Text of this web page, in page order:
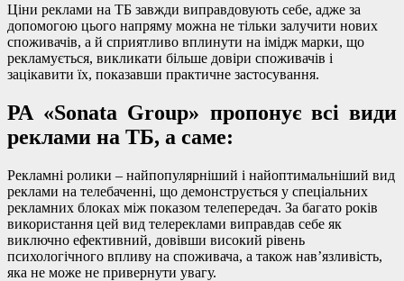
Ціни реклами на ТБ завжди виправдовують себе, адже за
допомогою цього напряму можна не тільки залучити нових
споживачів, а й сприятливо вплинути на імідж марки, що
рекламується, викликати більше довіри споживачів і
зацікавити їх, показавши практичне застосування.
РА «Sonata Group» пропонує всі види
реклами на ТБ, а саме:
Рекламні ролики – найпопулярніший і найоптимальніший вид
реклами на телебаченні, що демонструється у спеціальних
рекламних блоках між показом телепередач. За багато років
використання цей вид телереклами виправдав себе як
виключно ефективний, довівши високий рівень
психологічного впливу на споживача, а також нав’язливість,
яка не може не привернути увагу.